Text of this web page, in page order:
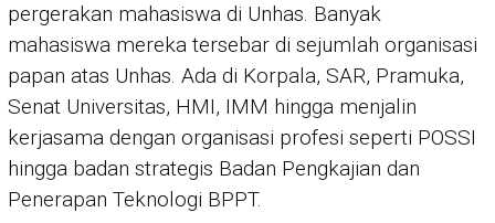
pergerakan mahasiswa di Unhas. Banyak
mahasiswa mereka tersebar di sejumlah organisasi
papan atas Unhas. Ada di Korpala, SAR, Pramuka,
Senat Universitas, HMI, IMM hingga menjalin
kerjasama dengan organisasi profesi seperti POSSI
hingga badan strategis Badan Pengkajian dan
Penerapan Teknologi BPPT.